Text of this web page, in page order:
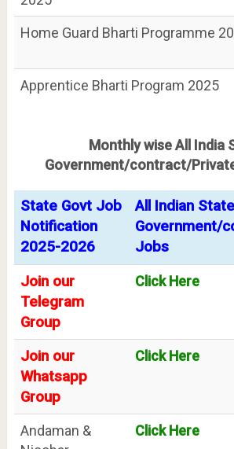
Home Guard Bharti Programme
Apprentice Bharti Program 2025
Monthly wise All India
Government/contract/
State Govt Job
Notification
2025-2026
All Indian State
Government/
Jobs
Join our
Telegram
Group
Click Here
Join our
Whatsapp
Group
Click Here
Andaman &
Click Here